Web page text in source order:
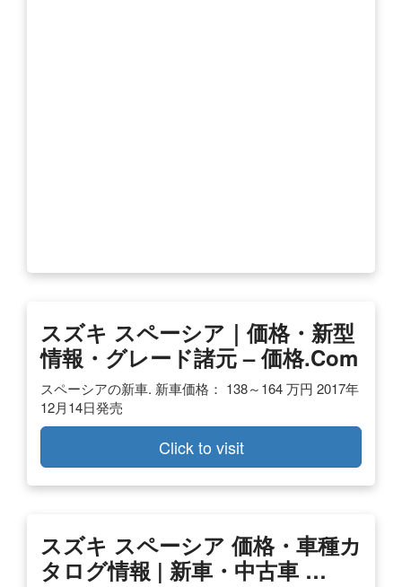
スズキ スペーシア｜価格・新型
情報・グレード諸元 – 価格.com
スペーシアの新車. 新車価格： 138～164 万円 2017年
12月14日発売
Click to visit
スズキ スペーシア 価格・車種カ
タログ情報 | 新車・中古車 …